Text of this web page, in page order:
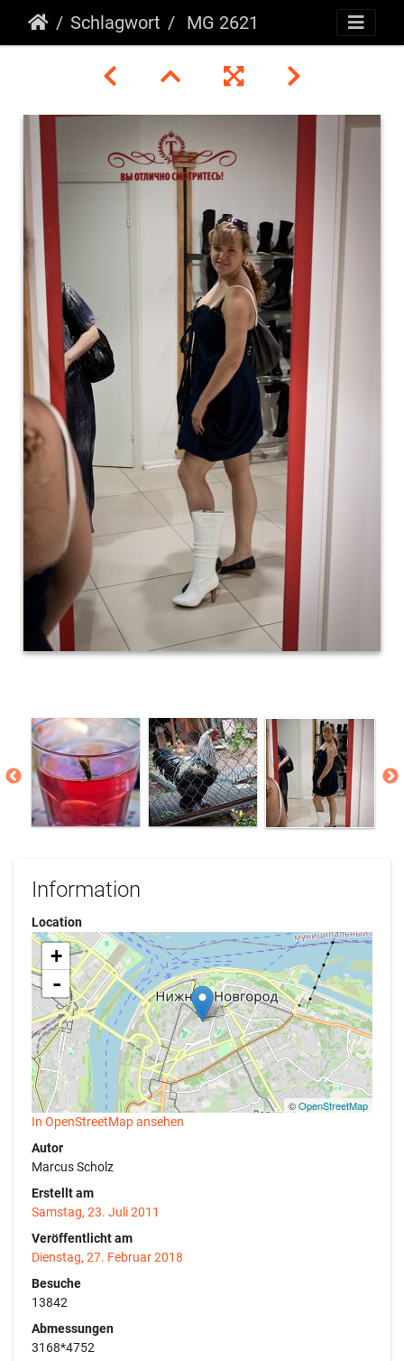
Schlagwort MG 2621
Information
Location
+
-
©OpenStreetMap
In OpenStreetMap ansehen
Autor
Marcus Scholz
Erstellt am
Samstag, 23. Juli 2011
Veröffentlicht am
Dienstag, 27. Februar 2018
Besuche
13842
Abmessungen
3168*4752